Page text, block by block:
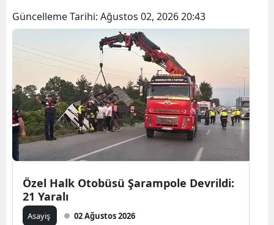
Güncelleme Tarihi: Ağustos 02, 2026 20:43
Özel Halk Otobüsü Şarampole Devrildi:
21 Yaralı
Asayiş 02 Ağustos 2026